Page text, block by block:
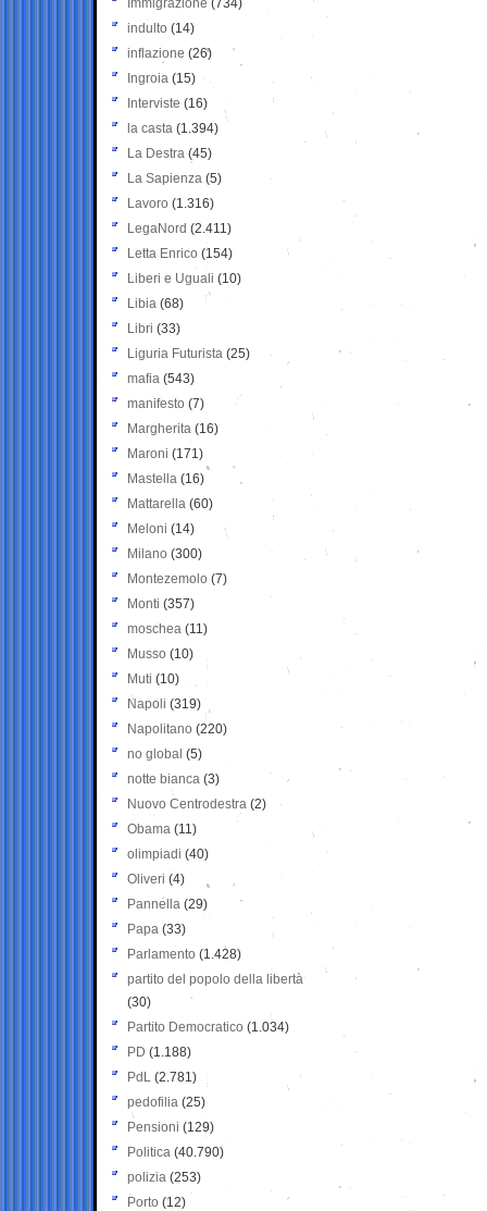
Immigrazione (734)
indulto (14)
inflazione (26)
Ingroia (15)
Interviste (16)
la casta (1.394)
La Destra (45)
La Sapienza (5)
Lavoro (1.316)
LegaNord (2.411)
Letta Enrico (154)
Liberi e Uguali (10)
Libia (68)
Libri (33)
Liguria Futurista (25)
mafia (543)
manifesto (7)
Margherita (16)
Maroni (171)
Mastella (16)
Mattarella (60)
Meloni (14)
Milano (300)
Montezemolo (7)
Monti (357)
moschea (11)
Musso (10)
Muti (10)
Napoli (319)
Napolitano (220)
no global (5)
notte bianca (3)
Nuovo Centrodestra (2)
Obama (11)
olimpiadi (40)
Oliveri (4)
Pannella (29)
Papa (33)
Parlamento (1.428)
partito del popolo della libertà
(30)
Partito Democratico (1.034)
PD (1.188)
PdL (2.781)
pedofilia (25)
Pensioni (129)
Politica (40.790)
polizia (253)
Porto (12)